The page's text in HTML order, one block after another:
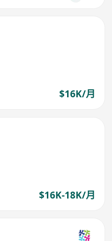
$16K/月
$16K-18K/月